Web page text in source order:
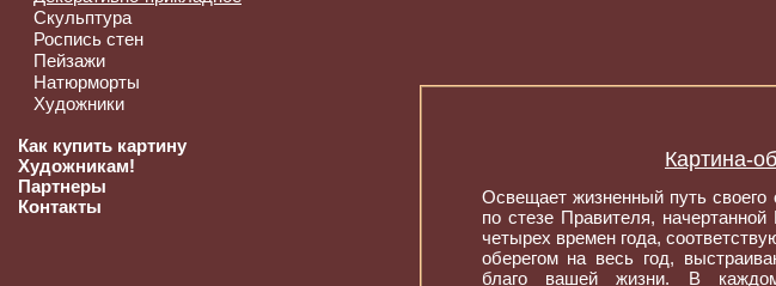
Скульптура
Роспись стен
Пейзажи
Натюрморты
Художники
Как купить картину
Художникам!
Партнеры
Контакты
Картина-
Освещает жизненный путь
по стезе Правителя,
четырех времен года,
оберегом на весь год,
благо вашей жизни. В